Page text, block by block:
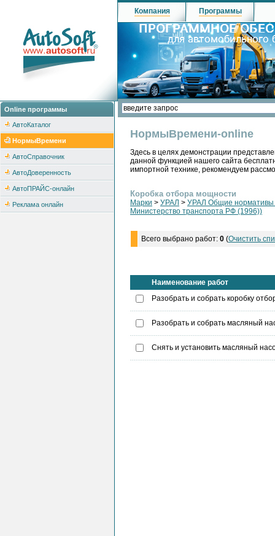
Online программы
АвтоКаталог
НормыВремени
АвтоСправочник
АвтоДоверенность
АвтоПРАЙС-онлайн
Реклама онлайн
Компания Программы
НормыВремени-online
Здесь в целях демонстрации
данной функцией нашего сайта
импортной технике, рекомендуем
Коробка отбора мощности
Марки > УРАЛ > УРАЛ Общие нормативы
Министерство транспорта РФ (1996))
Всего выбрано работ: 0 (Очистить
Наименование работ
Разобрать и собрать коробку
Разобрать и собрать масляный
Снять и установить масляный